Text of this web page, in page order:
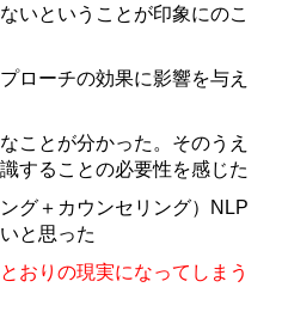
いということが印象にのこ
ローチの効果に影響を与え
ことが分かった。そのうえ
することの必要性を感じた
グ＋カウンセリング）NLP
と思った
おりの現実になってしまう